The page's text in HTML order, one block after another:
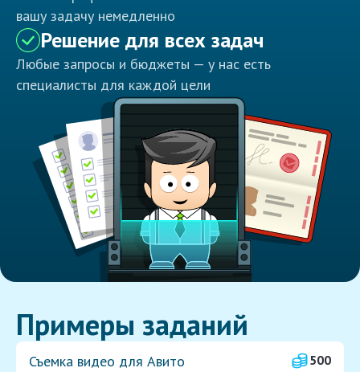
вашу задачу немедленно
Решение для всех задач
Любые запросы и бюджеты — у нас есть
специалисты для каждой цели
Примеры заданий
Съемка видео для Авито
500